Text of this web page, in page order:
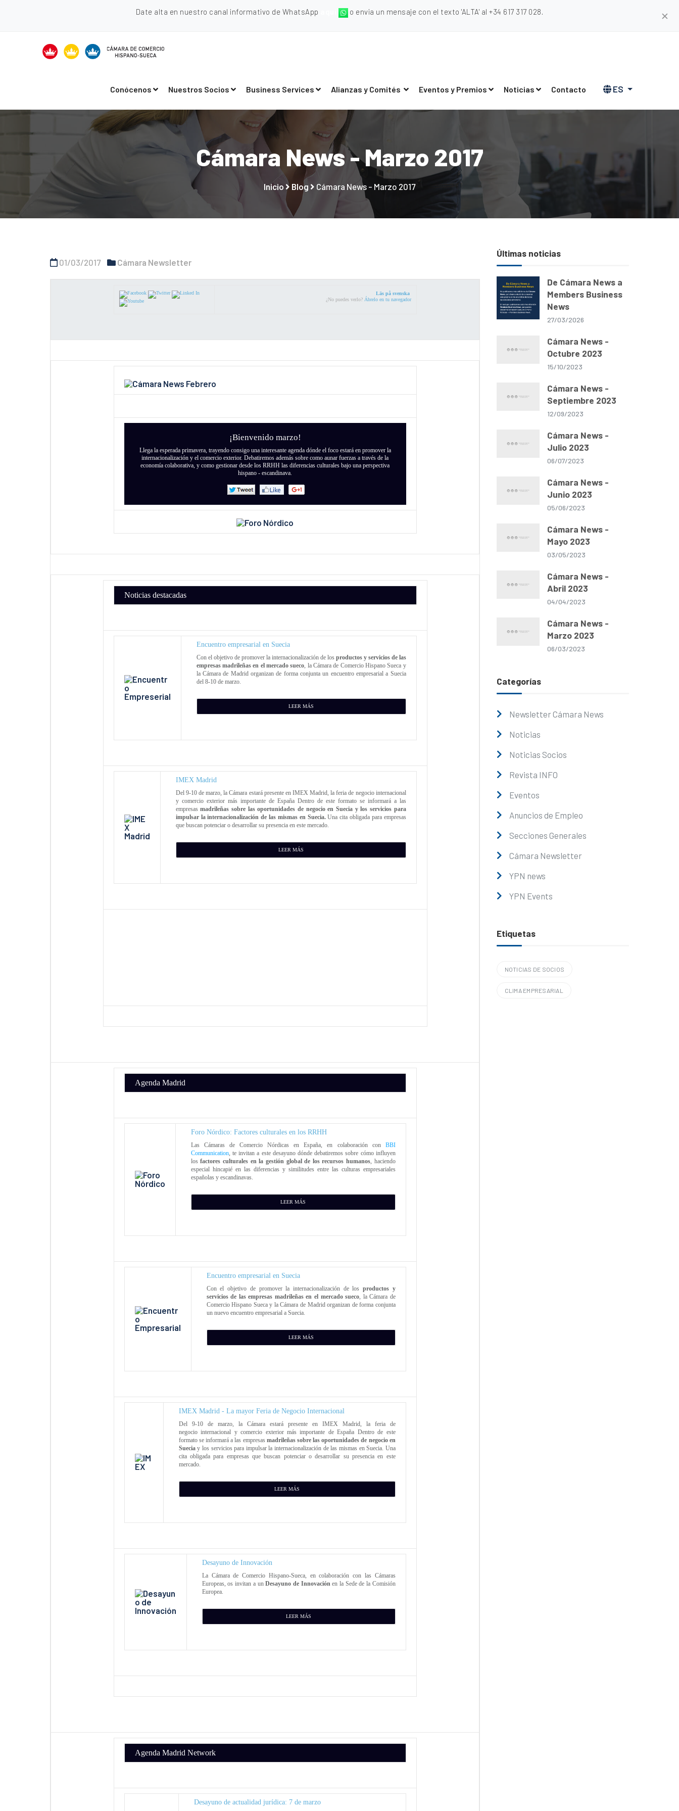
Date alta en nuestro canal informativo de WhatsApp o envia un mensaje con el texto 'ALTA' al +34 617 317 028. ✕
Conócenos Nuestros Socios Business Services Alianzas y Comités Eventos y Premios Noticias Contacto ES
Cámara News - Marzo 2017
Inicio Blog Cámara News - Marzo 2017
01/03/2017 Cámara Newsletter
Läs på svenska
¿No puedes verlo? Ábrelo en tu navegador
¡Bienvenido marzo!
Llega la esperada primavera, trayendo consigo una interesante agenda dónde el foco estará en promover la
internacionalización y el comercio exterior. Debatiremos además sobre como aunar fuerzas a través de la
economía colaborativa, y como gestionar desde los RRHH las diferencias culturales bajo una perspectiva
hispano - escandinava.
Noticias destacadas
Encuentro empresarial en Suecia
Con el objetivo de promover la internacionalización de los productos y servicios de las
empresas madrileñas en el mercado sueco , la Cámara de Comercio Hispano Sueca y
la Cámara de Madrid organizan de forma conjunta un encuentro empresarial a Suecia
del 8-10 de marzo.
LEER MÁS
IMEX Madrid
Del 9-10 de marzo, la Cámara estará presente en IMEX Madrid, la feria de negocio internacional
y comercio exterior más importante de España Dentro de este formato se informará a las
empresasmadrileñas sobre las oportunidades de negocio en Suecia y los servicios para
impulsar la internacionalización de las mismas en Suecia.Una cita obligada para empresas
que buscan potenciar o desarrollar su presencia en este mercado.
LEER MÁS
Agenda Madrid
Foro Nórdico: Factores culturales en los RRHH
Las Cámaras de Comercio Nórdicas en España, en colaboración con BBI
Communication, te invitan a este desayuno dónde debatiremos sobre cómo influyen
losfactores culturales en la gestión global de los recursos humanos , haciendo
especial hincapié en las diferencias y similitudes entre las culturas empresariales
españolas y escandinavas.
LEER MÁS
Encuentro empresarial en Suecia
Con el objetivo de promover la internacionalización de losproductos y
servicios de las empresas madrileñas en el mercado sueco , la Cámara de
Comercio Hispano Sueca y la Cámara de Madrid organizan de forma conjunta
un nuevo encuentro empresarial a Suecia.
LEER MÁS
IMEX Madrid - La mayor Feria de Negocio Internacional
Del 9-10 de marzo, la Cámara estará presente en IMEX Madrid, la feria de
negocio internacional y comercio exterior más importante de España Dentro de este
formato se informará a las empresas madrileñas sobre las oportunidades de negocio en
Sueciay los servicios para impulsar la internacionalización de las mismas en Suecia. Una
cita obligada para empresas que buscan potenciar o desarrollar su presencia en este
mercado.
LEER MÁS
Desayuno de Innovación
La Cámara de Comercio Hispano-Sueca, en colaboración con las Cámaras
Europeas, os invitan a unDesayuno de Innovación en la Sede de la Comisión
Europea.
LEER MÁS
Agenda Madrid Network
Desayuno de actualidad jurídica: 7 de marzo
Últimas noticias
De Cámara News a
Members Business
News
27/03/2026
Cámara News -
Octubre 2023
15/10/2023
Cámara News -
Septiembre 2023
12/09/2023
Cámara News -
Julio 2023
06/07/2023
Cámara News -
Junio 2023
05/06/2023
Cámara News -
Mayo 2023
03/05/2023
Cámara News -
Abril 2023
04/04/2023
Cámara News -
Marzo 2023
06/03/2023
Categorías
Newsletter Cámara News
Noticias
Noticias Socios
Revista INFO
Eventos
Anuncios de Empleo
Secciones Generales
Cámara Newsletter
YPN news
YPN Events
Etiquetas
NOTICIAS DE SOCIOS
CLIMA EMPRESARIAL